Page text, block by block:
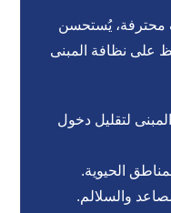
محترفة، يُستحسن
على نظافة المبنى
لتقليل دخول
الحيوية.
والسلالم.